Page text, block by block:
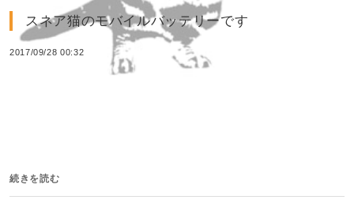
スネア猫のモバイルバッテリーです
2017/09/28 00:32
続きを読む